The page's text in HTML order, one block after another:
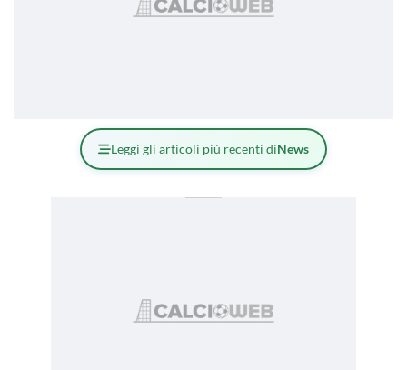
Leggi gli articoli più recenti diNews